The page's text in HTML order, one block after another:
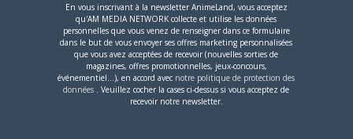
CONNECTEZ-VOUS POUR RÉPONDRE
AKURO38 le10 AOÛT 2013 12 H 32 MIN
aura-t-il une chance de sortir en direct to
DVD en France ?
CONNECTEZ-VOUS POUR RÉPONDRE
En vous inscrivant à la newsletter AnimeLand, vous acceptez
qu'AM MEDIA NETWORK collecte et utilise les données
personnelles que vous venez de renseigner dans ce formulaire
dans le but de vous envoyer ses offres marketing personnalisées
que vous avez acceptées de recevoir (nouvelles sorties de
magazines, offres promotionnelles, jeux-concours,
événementiel...), en accord avec notre politique de protection des
données . Veuillez cocher la cases ci-dessus si vous acceptez de
recevoir notre newsletter.